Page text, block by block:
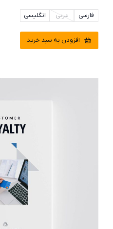
انگلیسی عربی فارسی
افزودن به سبد خرید